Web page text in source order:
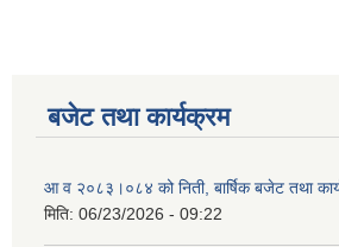
बजेट तथा कार्यक्रम
आ व २०८३।०८४ को निती, बार्षिक बजेट तथा
मिति: 06/23/2026 - 09:22